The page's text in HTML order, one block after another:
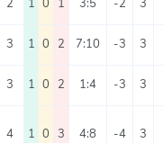
3 1 0 2 7:10 -3 3
3 1 0 2 1:4 -3 3
4 1 0 3 4:8 -4 3